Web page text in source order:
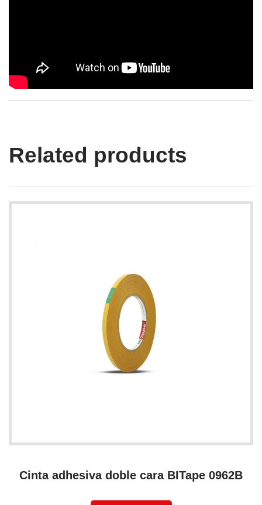
Related products
Cinta adhesiva doble cara BITape 0962B